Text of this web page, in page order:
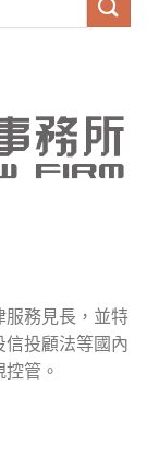
服務見長，並特
投顧法等國內
管。